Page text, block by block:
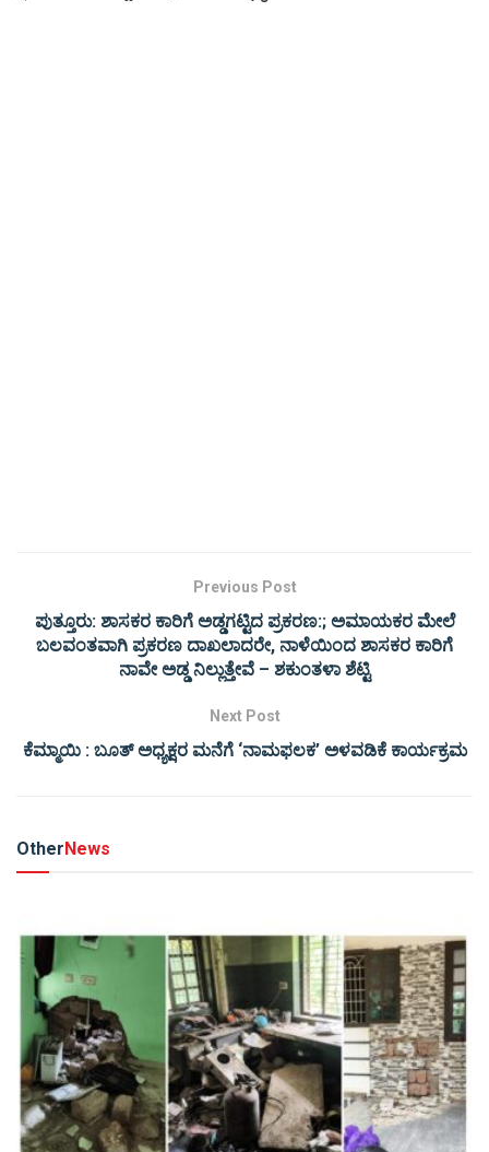
Previous Post
ಪುತ್ತೂರು: ಶಾಸಕರ ಕಾರಿಗೆ ಅಡ್ಡಗಟ್ಟಿದ ಪ್ರಕರಣ:; ಅಮಾಯಕರ ಮೇಲೆ
ಬಲವಂತವಾಗಿ ಪ್ರಕರಣ ದಾಖಲಾದರೇ, ನಾಳೆಯಿಂದ ಶಾಸಕರ ಕಾರಿಗೆ
ನಾವೇ ಅಡ್ಡ ನಿಲ್ಲುತ್ತೇವೆ – ಶಕುಂತಳಾ ಶೆಟ್ಟಿ
Next Post
ಕೆಮ್ಮಾಯಿ : ಬೂತ್ ಅಧ್ಯಕ್ಷರ ಮನೆಗೆ ‘ನಾಮಫಲಕ’ ಅಳವಡಿಕೆ ಕಾರ್ಯಕ್ರಮ
Other News